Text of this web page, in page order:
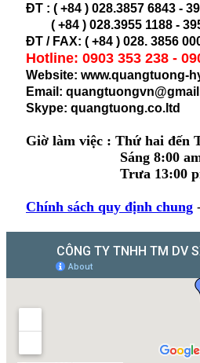
ĐT : ( +84 ) 028.3857 6843 -
( +84 ) 028.3955 1188 -
ĐT / FAX: ( +84 ) 028. 3856
Hotline: 0903 353 238 -
Website: www.quangtuong-
Email:
Skype: quangtuong.co.ltd
Giờ làm việc : Thứ hai
Sáng 8:00 am -
Trưa 13:00 pm -
Chính sách quy định chung